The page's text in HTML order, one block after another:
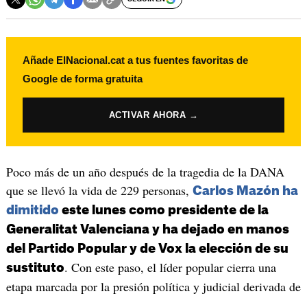
Añade ElNacional.cat a tus fuentes favoritas de
Google de forma gratuita
ACTIVAR AHORA →
Poco más de un año después de la tragedia de la DANA
que se llevó la vida de 229 personas, Carlos Mazón ha
dimitido este lunes como presidente de la
Generalitat Valenciana y ha dejado en manos
del Partido Popular y de Vox la elección de su
sustituto. Con este paso, el líder popular cierra una
etapa marcada por la presión política y judicial derivada de